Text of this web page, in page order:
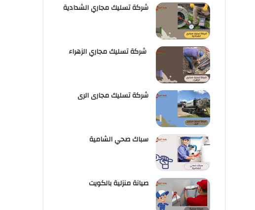
شركة تسليك مجاري الشدادية
شركة تسليك مجاري الزهراء
شركة تسليك مجارى الرى
سباك صحي الشامية
صيانة منزلية بالكويت